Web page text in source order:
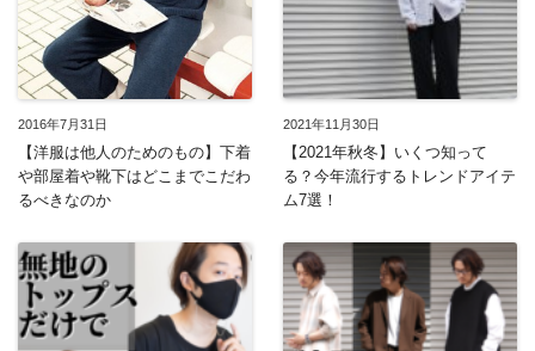
2016年7月31日
【洋服は他人のためのもの】下着
や部屋着や靴下はどこまでこだわ
るべきなのか
2021年11月30日
【2021年秋冬】いくつ知って
る？今年流行するトレンドアイテ
ム7選！